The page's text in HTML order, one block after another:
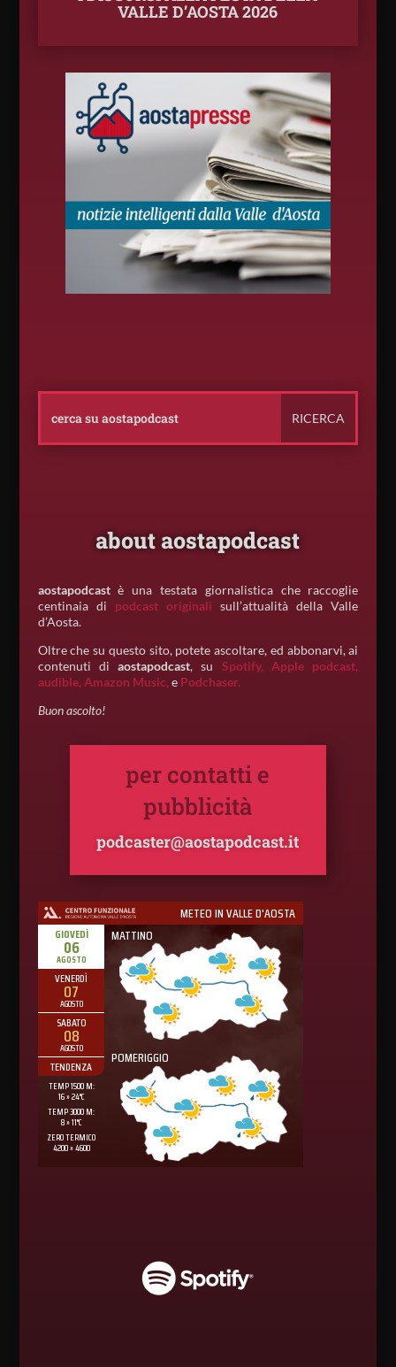
VALLE D’AOSTA 2026
about aostapodcast
aostapodcastè una testata giornalistica che raccoglie
centinaia di podcast originali sull’attualità della Valle
d’Aosta.
Oltre che su questo sito, potete ascoltare, ed abbonarvi, ai
contenuti diaostapodcast, su Spotify, Apple podcast,
audible, Amazon Music,e Podchaser.
Buon ascolto!
per contatti e
pubblicità
podcaster@aostapodcast.it